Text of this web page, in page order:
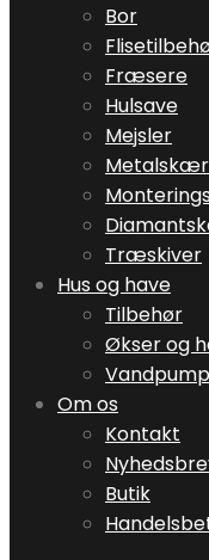
Bor
Fræsere
Hulsave
Mejsler
Træskiver
Hus og have
Tilbehør
Økser og
Om os
Kontakt
Butik